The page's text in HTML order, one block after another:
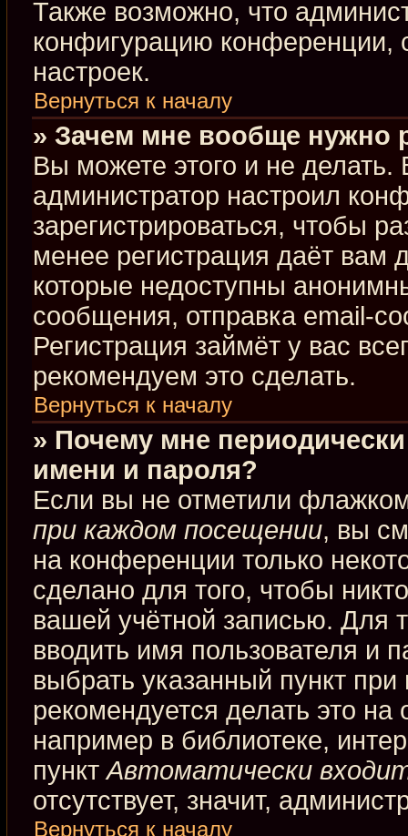
Также возможно, что
конфигурацию конференции,
настроек.
Вернуться к началу
» Зачем мне вообще нужно
Вы можете этого и не делать.
администратор настроил
зарегистрироваться, чтобы
менее регистрация даёт вам
которые недоступны
сообщения, отправка email-
Регистрация займёт у вас
рекомендуем это сделать.
Вернуться к началу
» Почему мне
имени и пароля?
Если вы не отметили
при каждом посещении, вы
на конференции только
сделано для того, чтобы
вашей учётной записью. Для
вводить имя пользователя и
выбрать указанный пункт
рекомендуется делать это
например в библиотеке,
пунктАвтоматически
отсутствует, значит,
Вернуться к началу